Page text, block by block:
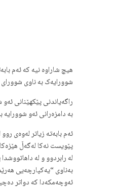
شوورایەک بە ناوی شوورای
راگەیاندنی پێکهێنانی
بە دامزەرانی ئەو
ئەم بابەتە زیاتر لەوەی
پێویست نەکا لەگەڵ
لە رابردوو و لە
بەناوی “یەکپارچەیی
ئەوچەمکەدا کە دواتر